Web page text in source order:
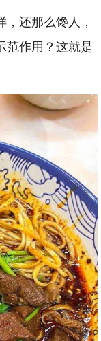
还那么馋人，
范作用？这就是